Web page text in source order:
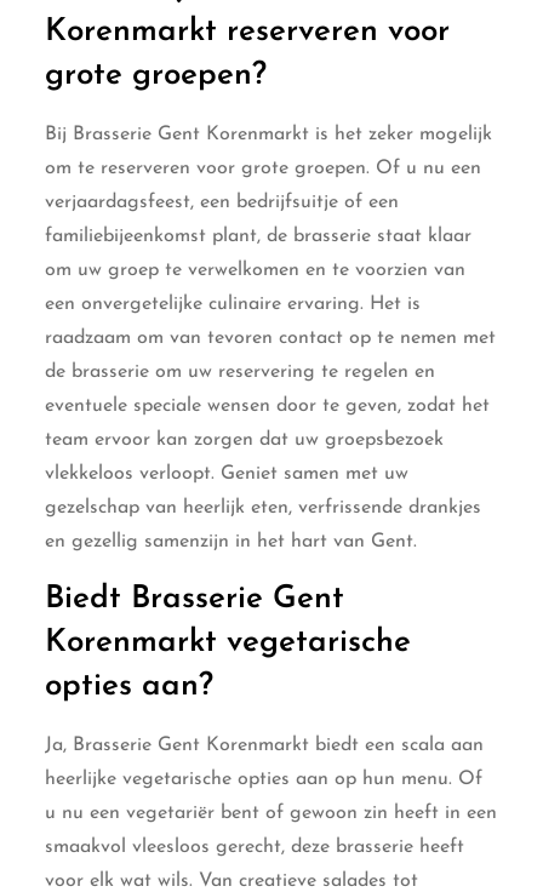
Korenmarkt reserveren voor
grote groepen?
Bij Brasserie Gent Korenmarkt is het zeker mogelijk
om te reserveren voor grote groepen. Of u nu een
verjaardagsfeest, een bedrijfsuitje of een
familiebijeenkomst plant, de brasserie staat klaar
om uw groep te verwelkomen en te voorzien van
een onvergetelijke culinaire ervaring. Het is
raadzaam om van tevoren contact op te nemen met
de brasserie om uw reservering te regelen en
eventuele speciale wensen door te geven, zodat het
team ervoor kan zorgen dat uw groepsbezoek
vlekkeloos verloopt. Geniet samen met uw
gezelschap van heerlijk eten, verfrissende drankjes
en gezellig samenzijn in het hart van Gent.
Biedt Brasserie Gent
Korenmarkt vegetarische
opties aan?
Ja, Brasserie Gent Korenmarkt biedt een scala aan
heerlijke vegetarische opties aan op hun menu. Of
u nu een vegetariër bent of gewoon zin heeft in een
smaakvol vleesloos gerecht, deze brasserie heeft
voor elk wat wils. Van creatieve salades tot